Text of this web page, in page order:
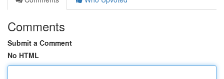
Comments
Submit a Comment
No HTML